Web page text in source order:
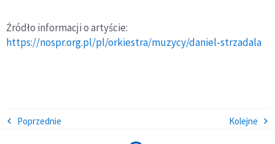
Źródło informacji o artyście:
https://nospr.org.pl/pl/orkiestra/muzycy/daniel-strzadala
Poprzednie Kolejne